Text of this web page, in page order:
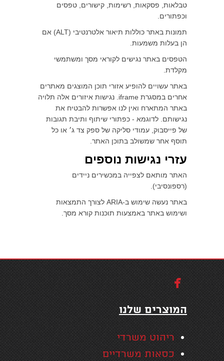
טבלאות, פסקאות, רשימות, קישורים, טפסים
וכפתורים.
תמונות באתר כוללות תיאור אלטרנטיבי (ALT) אם
הן בעלות משמעות.
הטפסים באתר נגישים לקוראי מסך ומשתמשי
מקלדת.
באתר עשויים להופיע אזורי תוכן המוצגים מאתרים
אחרים במסגרת iframe. נגישות איזורים אלה תלויה
באתר המתארח ואין לנו אפשרות להבטיח את
נגישותם. לדוגמא - כפתורי שיתוף ותיבת תגובות
של פייסבוק, עמודי סליקה של ספק צד ג׳ או כל
תוסף אחר שמשולב בתוכן האתר.
עזרי נגישות נוספים
האתר מותאם לצפייה במכשירים ניידים
(רספונסיבי).
באתר נעשה שימוש ב-ARIA לצורך התמצאות
ושימוש באתר באמצעות תוכנות קורא מסך.

המוצרים שלנו
ריהוט משרדי
כסאות משרדיים